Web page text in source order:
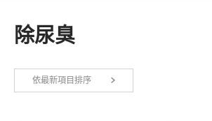
除尿臭
依最新項目排序